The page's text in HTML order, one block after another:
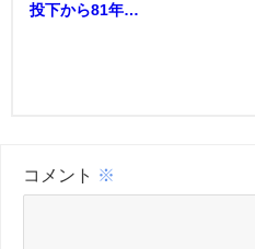
投下から81年…
コメント ※